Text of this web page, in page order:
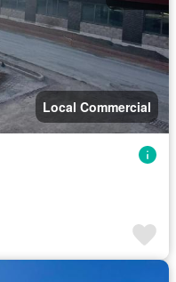
Local Commercial